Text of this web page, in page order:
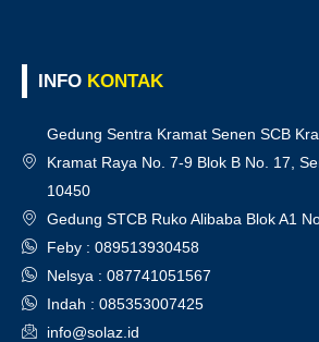
INFO KONTAK
Gedung Sentra Kramat Senen SCB
Kramat Raya No. 7-9 Blok B No. 17,
10450
Gedung STCB Ruko Alibaba Blok A1
Feby : 089513930458
Nelsya : 087741051567
Indah : 085353007425
info@solaz.id